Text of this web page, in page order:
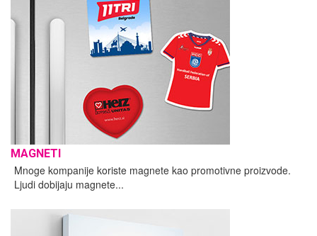
MAGNETI
Mnoge kompanije koriste magnete kao promotivne proizvode.
Ljudi dobijaju magnete...